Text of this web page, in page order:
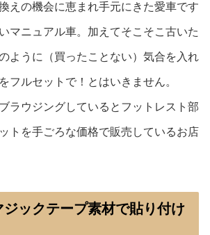
えの機会に恵まれ手元にきた愛車です
マニュアル車。加えてそこそこ古いた
ように（買ったことない）気合を入れ
フルセットで！とはいきません。
ラウジングしているとフットレスト部
トを手ごろな価格で販売しているお店
ジックテープ素材で貼り付け